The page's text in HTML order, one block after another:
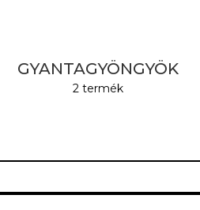
GYANTAGYÖNGYÖK
2 termék